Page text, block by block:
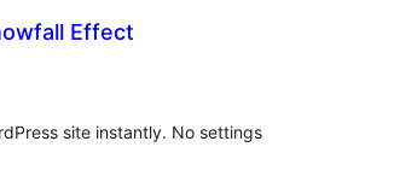
Effect
site instantly. No settings